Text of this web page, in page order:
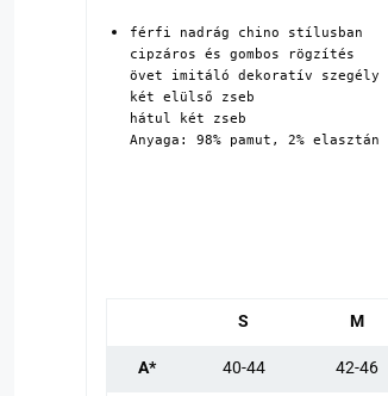
férfi nadrág chino stílusban
cipzáros és gombos rögzítés
övet imitáló dekoratív szegély
két elülső zseb
hátul két zseb
Anyaga: 98% pamut, 2% elasztán
S M
A* 40-44 42-46